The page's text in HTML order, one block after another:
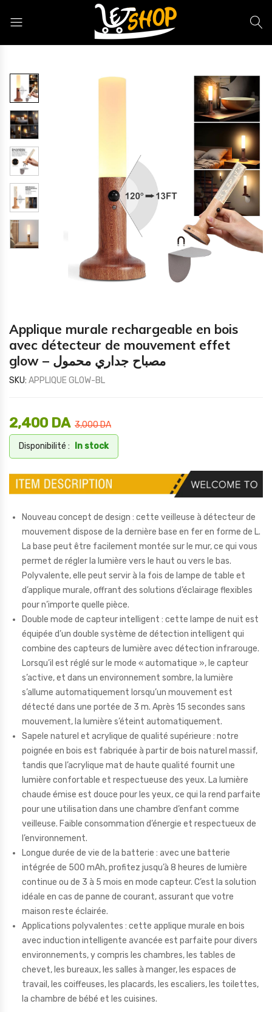
Applique murale rechargeable en bois
avec détecteur de mouvement effet
glow – مصباح جداري محمول
SKU: APPLIQUE GLOW-BL
3,000DA
2,400 DA
Disponibilité : In stock
Nouveau concept de design : cette veilleuse à détecteur de
mouvement dispose de la dernière base en fer en forme de L.
La base peut être facilement montée sur le mur, ce qui vous
permet de régler la lumière vers le haut ou vers le bas.
Polyvalente, elle peut servir à la fois de lampe de table et
d’applique murale, offrant des solutions d’éclairage flexibles
pour n’importe quelle pièce.
Double mode de capteur intelligent : cette lampe de nuit est
équipée d’un double système de détection intelligent qui
combine des capteurs de lumière avec détection infrarouge.
Lorsqu’il est réglé sur le mode « automatique », le capteur
s’active, et dans un environnement sombre, la lumière
s’allume automatiquement lorsqu’un mouvement est
détecté dans une portée de 3 m. Après 15 secondes sans
mouvement, la lumière s’éteint automatiquement.
Sapele naturel et acrylique de qualité supérieure : notre
poignée en bois est fabriquée à partir de bois naturel massif,
tandis que l’acrylique mat de haute qualité fournit une
lumière confortable et respectueuse des yeux. La lumière
chaude émise est douce pour les yeux, ce qui la rend parfaite
pour une utilisation dans une chambre d’enfant comme
veilleuse. Faible consommation d’énergie et respectueux de
l’environnement.
Longue durée de vie de la batterie : avec une batterie
intégrée de 500 mAh, profitez jusqu’à 8 heures de lumière
continue ou de 3 à 5 mois en mode capteur. C’est la solution
idéale en cas de panne de courant, assurant que votre
maison reste éclairée.
Applications polyvalentes : cette applique murale en bois
avec induction intelligente avancée est parfaite pour divers
environnements, y compris les chambres, les tables de
chevet, les bureaux, les salles à manger, les espaces de
travail, les coiffeuses, les placards, les escaliers, les toilettes,
la chambre de bébé et les cuisines.